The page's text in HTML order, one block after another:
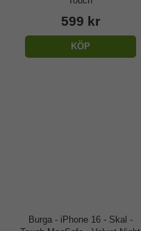
599 kr
KÖP
Burga - iPhone 16 - Skal -